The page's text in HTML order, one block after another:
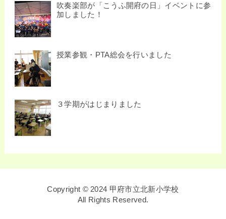
吹奏楽部が「こうふ開府の日」イベントに参
加しました！
授業参観・PTA総会を行いました
３学期がはじまりました
Copyright © 2024 甲府市立北新小学校
All Rights Reserved.